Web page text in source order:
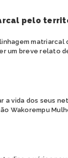
pelo
matriarcal
um breve relato
a vida dos seus
Wakorempu